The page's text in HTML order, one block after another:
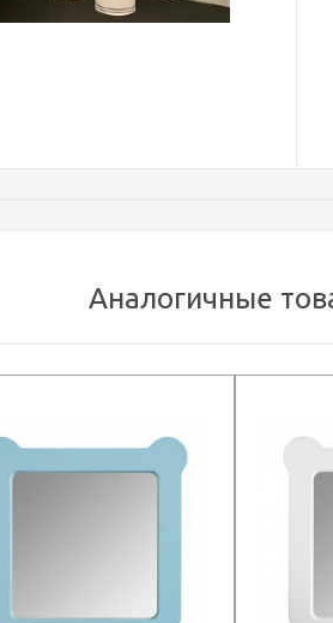
Аналогичные